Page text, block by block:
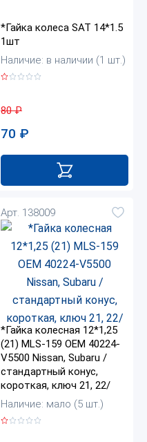
*Гайка колеса SAT 14*1.5
1шт
Наличие: в наличии (1 шт.)
80₽
70 ₽
Арт. 138009
*Гайка колесная 12*1,25
(21) MLS-159 ОЕМ 40224-
V5500 Nissan, Subaru /
стандартный конус,
короткая, ключ 21, 22/
Наличие: мало (5 шт.)